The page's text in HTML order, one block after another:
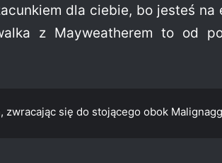
dla ciebie, bo jesteś
z Mayweatherem to od
zwracając się do stojącego obok